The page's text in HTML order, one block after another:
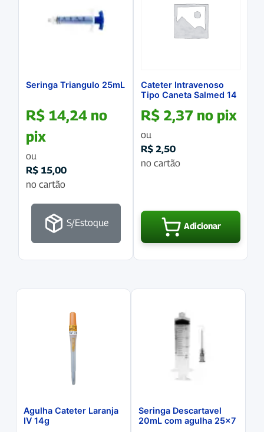
Seringa Triangulo 25mL
R$ 14,24 no
pix
ou
R$ 15,00
no cartão
S/Estoque
Cateter Intravenoso
Tipo Caneta Salmed 14
R$ 2,37 no pix
ou
R$ 2,50
no cartão
Adicionar
Agulha Cateter Laranja
IV 14g
Seringa Descartavel
20mL com agulha 25×7